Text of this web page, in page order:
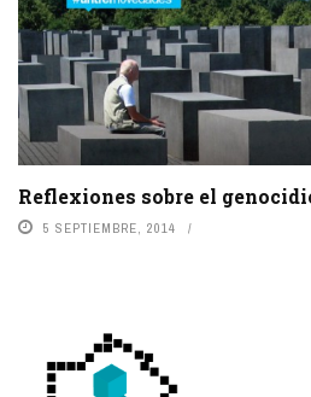
Reflexiones sobre el
5 SEPTIEMBRE, 2014